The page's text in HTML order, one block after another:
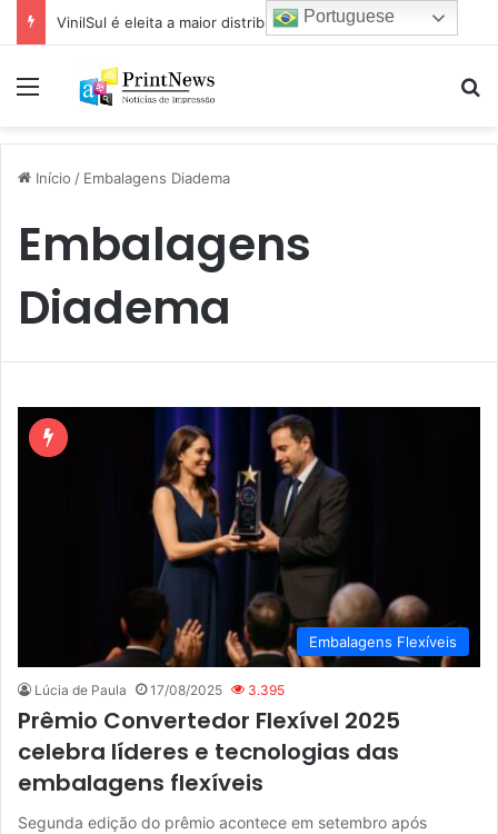
Menu
Início / Embalagens Diadema
Embalagens
Diadema
Embalagens Flexíveis
Lúcia de Paula 17/08/2025 3.395
Prêmio Convertedor Flexível 2025
celebra líderes e tecnologias das
embalagens flexíveis
Segunda edição do prêmio acontece em setembro após
Portuguese